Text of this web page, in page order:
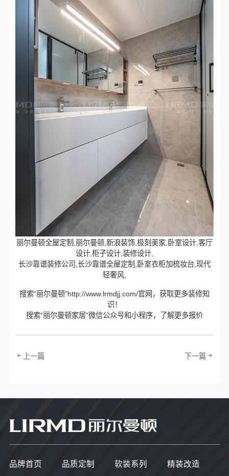
丽尔曼顿全屋定制,丽尔曼顿,新浪装饰,极刻美家,卧室设计,客厅
设计,柜子设计,装修设计,
长沙靠谱装修公司,长沙靠谱全屋定制,卧室衣柜加梳妆台,现代
轻奢风,
搜索“丽尔曼顿”http://www.lrmdjj.com/官网，获取更多装修知
识！
搜索“丽尔曼顿家居”微信公众号和小程序，了解更多报价
上一篇 下一篇
品牌首页 品质定制 软装系列 精装改造